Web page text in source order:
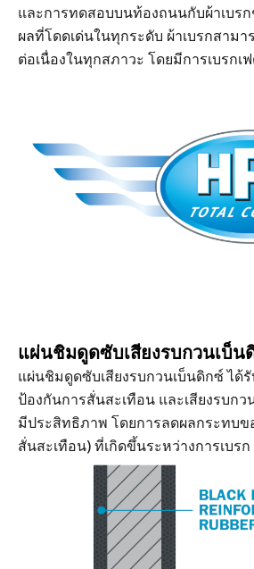
และการทดสอบบนท้องถนนกับผ้าเบร
ผลที่โดดเด่นในทุกระดับ ผ้าเบรกสามา
ต่อเนื่องในทุกสภาวะ โดยมีการเบรกเ
แผ่นชิมดูดซับเสียงรบกวนเบ็น
แผ่นชิมดูดซับเสียงรบกวนเบ็นดิกซ์ ได้
ป้องกันการสั่นสะเทือน และเสียงรบกว
มีประสิทธิภาพ โดยการลดผลกระทบข
สั่นสะเทือน) ที่เกิดขึ้นระหว่างการเบรก